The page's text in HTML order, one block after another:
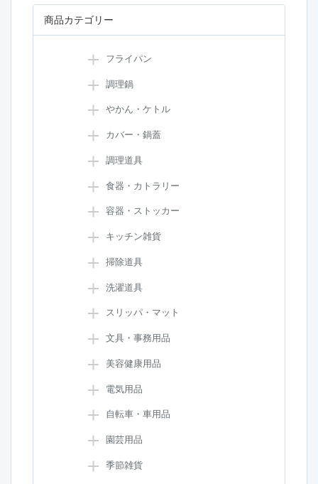
商品カテゴリー
フライパン
調理鍋
やかん・ケトル
カバー・鍋蓋
調理道具
食器・カトラリー
容器・ストッカー
キッチン雑貨
掃除道具
洗濯道具
スリッパ・マット
文具・事務用品
美容健康用品
電気用品
自転車・車用品
園芸用品
季節雑貨